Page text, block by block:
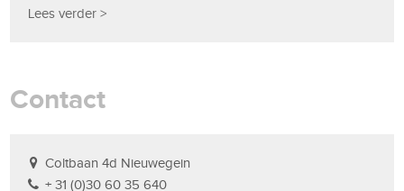
Lees verder >
Contact
Coltbaan 4d Nieuwegein
+ 31 (0)30 60 35 640